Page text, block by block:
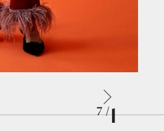
1
/ 7